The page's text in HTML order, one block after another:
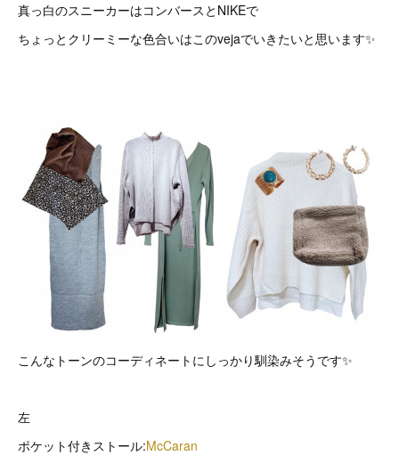
真っ白のスニーカーはコンバースとNIKEで
ちょっとクリーミーな色合いはこのvejaでいきたいと思います✨
こんなトーンのコーディネートにしっかり馴染みそうです✨
左
ポケット付きストール:McCaran